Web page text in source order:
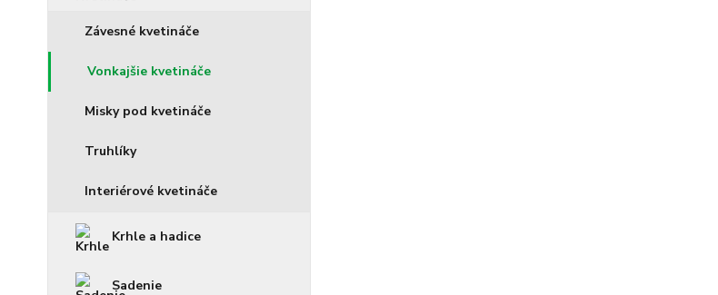
Závesné kvetináče
Vonkajšie kvetináče
Misky pod kvetináče
Truhlíky
Interiérové kvetináče
Krhle a hadice
Sadenie